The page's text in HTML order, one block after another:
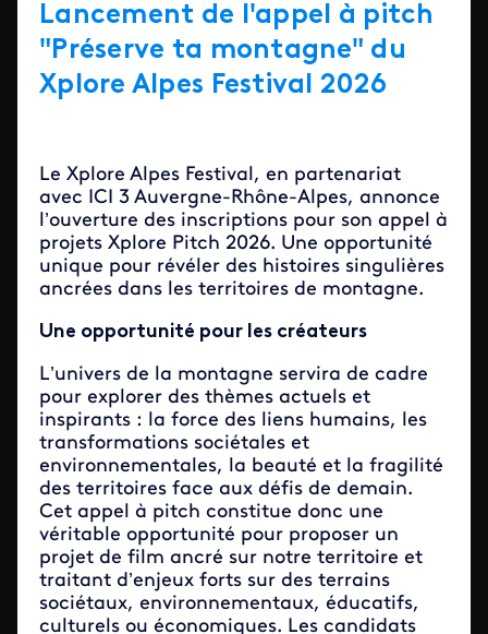
Lancement de l'appel à pitch
"Préserve ta montagne" du
Xplore Alpes Festival 2026
Le Xplore Alpes Festival, en partenariat
avec ICI 3 Auvergne-Rhône-Alpes, annonce
l’ouverture des inscriptions pour son appel à
projets Xplore Pitch 2026. Une opportunité
unique pour révéler des histoires singulières
ancrées dans les territoires de montagne.
Une opportunité pour les créateurs
L’univers de la montagne servira de cadre
pour explorer des thèmes actuels et
inspirants : la force des liens humains, les
transformations sociétales et
environnementales, la beauté et la fragilité
des territoires face aux défis de demain.
Cet appel à pitch constitue donc une
véritable opportunité pour proposer un
projet de film ancré sur notre territoire et
traitant d’enjeux forts sur des terrains
sociétaux, environnementaux, éducatifs,
culturels ou économiques. Les candidats